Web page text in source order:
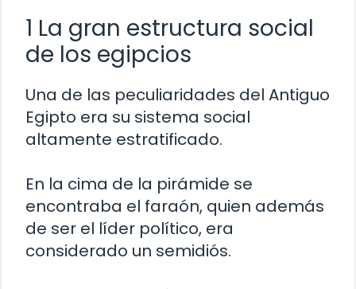
1 La gran estructura social
de los egipcios
Una de las peculiaridades del Antiguo
Egipto era su sistema social
altamente estratificado.
En la cima de la pirámide se
encontraba el faraón, quien además
de ser el líder político, era
considerado un semidiós.